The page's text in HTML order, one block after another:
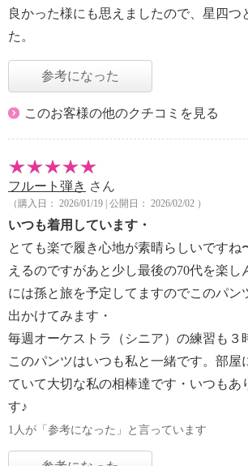
良かった様にも思えましたので、星四つ
た。
参考になった
このお客様の他のクチコミを見る
フルート弾き さん
（購入日： 2026/01/19 | 公開日： 2026/02/02 ）
いつも着用しています・
とても楽で履き心地が素晴らしいですね
えるのですがあと少し最後の70代を楽し
には孫と旅を予定してますのでこのパン
出かけてみます・
毎週オーケストラ（シニア）の練習も３
このパンツはいつも私と一緒です。部屋
ていて大切な私の相棒達です・いつもあ
す♪
1人が「参考になった」と言っています